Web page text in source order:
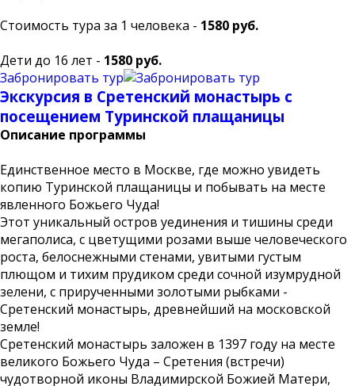
Стоимость тура за 1 человека - 1580 руб.
Дети до 16 лет - 1580 руб.
Забронировать тур
Экскурсия в Сретенский монастырь с
посещением Туринской плащаницы
Описание программы
Единственное место в Москве, где можно увидеть
копию Туринской плащаницы и побывать на месте
явленного Божьего Чуда!
Этот уникальный остров уединения и тишины среди
мегаполиса, с цветущими розами выше человеческого
роста, белоснежными стенами, увитыми густым
плющом и тихим прудиком среди сочной изумрудной
зелени, с прирученными золотыми рыбками -
Сретенский монастырь, древнейший на московской
земле!
Сретенский монастырь заложен в 1397 году на месте
великого Божьего Чуда – Сретения (встречи)
чудотворной иконы Владимирской Божией Матери,